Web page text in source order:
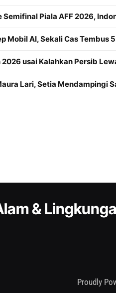
Piala AFF 2026,
Mobil AI, Sekali Cas Tembus
usai Kalahkan Persib
Lari, Setia Mendampingi
&
Proudly